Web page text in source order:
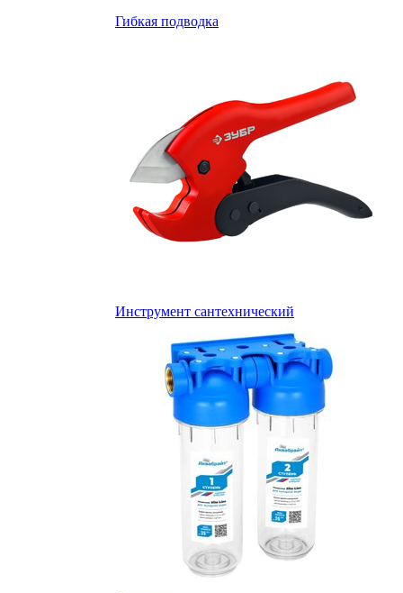
Гибкая подводка
Инструмент сантехнический